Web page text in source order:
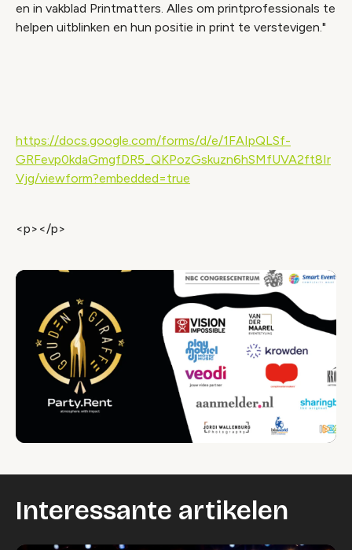
en in vakblad Printmatters. Alles om printprofessionals te
helpen uitblinken en hun positie in print te verstevigen."
Wijzig cookie instellingen
https://docs.google.com/forms/d/e/1FAIpQLSf-
GRFevp0kdaGmgfDR5_QKPozGskuzn6hSMfUVA2ft8Ir
Vjg/viewform?embedded=true
<p></p>
Interessante artikelen